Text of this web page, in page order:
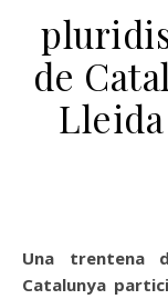
de
Una trentena de persones vingudes d’arreu de
Catalunya